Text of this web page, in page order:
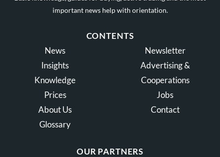
important news help with orientation.
CONTENTS
News
Insights
Knowledge
Prices
About Us
Glossary
Newsletter
Advertising &
Cooperations
Jobs
Contact
OUR PARTNERS